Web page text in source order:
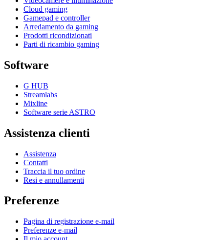
Cloud gaming
Gamepad e controller
Arredamento da gaming
Prodotti ricondizionati
Parti di ricambio gaming
Software
G HUB
Streamlabs
Mixline
Software serie ASTRO
Assistenza clienti
Assistenza
Contatti
Traccia il tuo ordine
Resi e annullamenti
Preferenze
Pagina di registrazione e-mail
Preferenze e-mail